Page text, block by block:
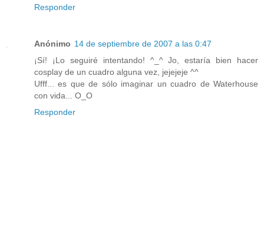
Responder
Anónimo 14 de septiembre de 2007 a las 0:47
¡Sí! ¡Lo seguiré intentando! ^_^ Jo, estaría bien hacer
cosplay de un cuadro alguna vez, jejejeje ^^
Ufff... es que de sólo imaginar un cuadro de Waterhouse
con vida... O_O
Responder